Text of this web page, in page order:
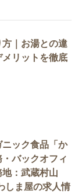
｜お湯との違
リットを徹底
ニック食品「か
バックオフィ
：武蔵村山
しま屋の求人情